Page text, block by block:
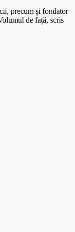
precum și fondator
de față, scris